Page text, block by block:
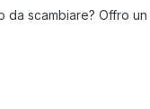
scambiare? Offro